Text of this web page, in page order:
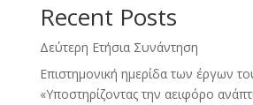
Recent Posts
Δεύτερη Ετήσια Συνάντηση
Επιστημονική ημερίδα των έργων
«Υποστηρίζοντας την αειφόρο